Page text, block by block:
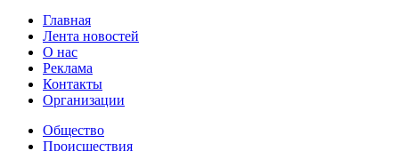
Главная
Лента новостей
О нас
Реклама
Контакты
Организации
Общество
Происшествия